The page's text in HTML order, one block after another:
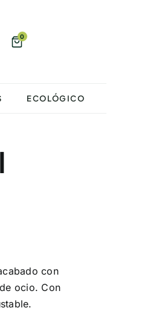
0
ECOLÓGICO
con
ocio. Con